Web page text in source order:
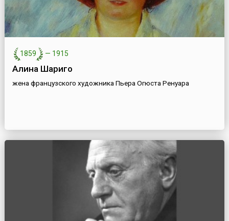
1859 — 1915
Алина Шариго
жена французского художника Пьера Огюста Ренуара